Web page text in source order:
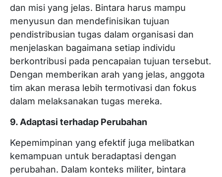
dan misi yang jelas. Bintara harus mampu
menyusun dan mendefinisikan tujuan
pendistribusian tugas dalam organisasi dan
menjelaskan bagaimana setiap individu
berkontribusi pada pencapaian tujuan tersebut.
Dengan memberikan arah yang jelas, anggota
tim akan merasa lebih termotivasi dan fokus
dalam melaksanakan tugas mereka.
9. Adaptasi terhadap Perubahan
Kepemimpinan yang efektif juga melibatkan
kemampuan untuk beradaptasi dengan
perubahan. Dalam konteks militer, bintara